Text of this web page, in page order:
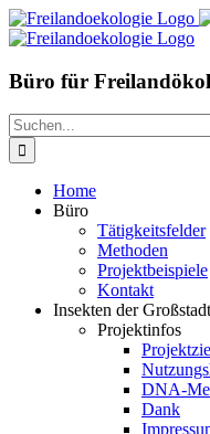
Zum
Inhalt
Büro für
Suche
nach:
Home
Büro
Tätigkeitsfelder
Methoden
Projektbeispiele
Kontakt
Insekten der
Projektinfos
DNA-
Dank